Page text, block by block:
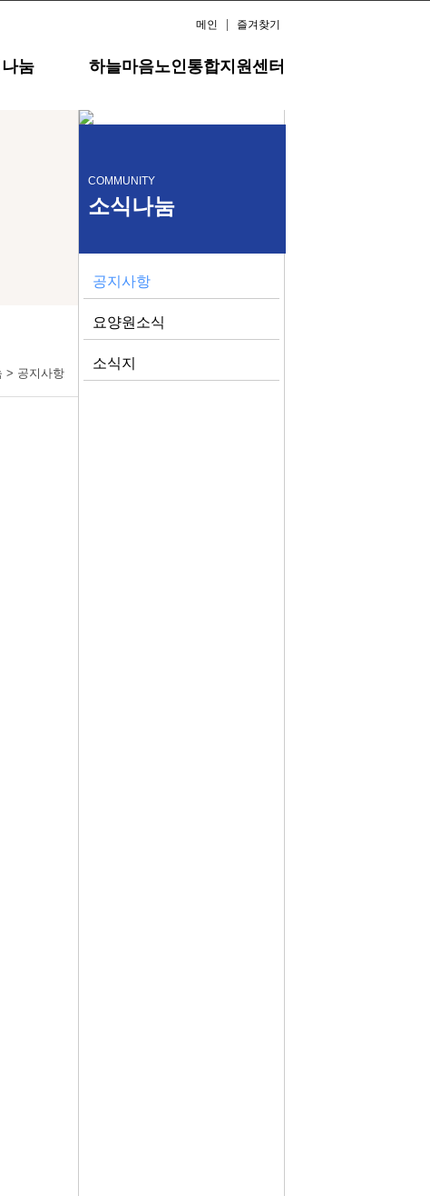
메인 즐겨찾기
하늘마음노인통합지원센터
눔
> 공지사항
COMMUNITY
소식나눔
공지사항
요양원소식
소식지